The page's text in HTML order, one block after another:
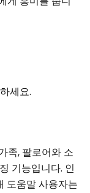
세요.
족, 팔로어와 소
기능입니다. 인
도움말 사용자는